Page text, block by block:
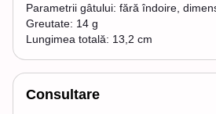
Parametrii gâtului: fără îndoire,
Greutate: 14 g
Lungimea totală: 13,2 cm
Consultare